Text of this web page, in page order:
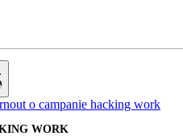
WORK